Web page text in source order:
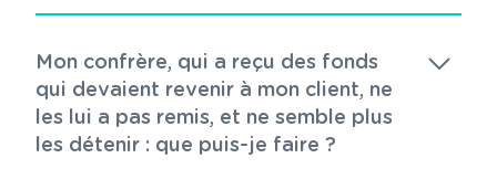
Mon confrère, qui a reçu des fonds
qui devaient revenir à mon client, ne
les lui a pas remis, et ne semble plus
les détenir : que puis-je faire ?